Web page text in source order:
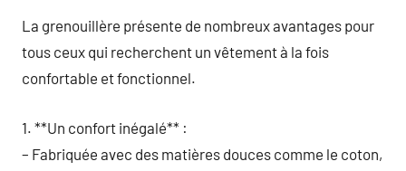
La grenouillère présente de nombreux avantages pour
tous ceux qui recherchent un vêtement à la fois
confortable et fonctionnel.
1. **Un confort inégalé** :
– Fabriquée avec des matières douces comme le coton,